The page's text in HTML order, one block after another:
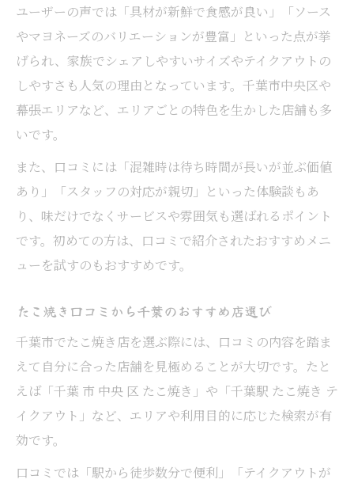
ユーザーの声では「具材が新鮮で食感が良い」「ソース
やマヨネーズのバリエーションが豊富」といった点が挙
げられ、家族でシェアしやすいサイズやテイクアウトの
しやすさも人気の理由となっています。千葉市中央区や
幕張エリアなど、エリアごとの特色を生かした店舗も多
いです。
また、口コミには「混雑時は待ち時間が長いが並ぶ価値
あり」「スタッフの対応が親切」といった体験談もあ
り、味だけでなくサービスや雰囲気も選ばれるポイント
です。初めての方は、口コミで紹介されたおすすめメニ
ューを試すのもおすすめです。
たこ焼き口コミから千葉のおすすめ店選び
千葉市でたこ焼き店を選ぶ際には、口コミの内容を踏ま
えて自分に合った店舗を見極めることが大切です。たと
えば「千葉 市 中央 区 たこ焼き」や「千葉駅 たこ焼き テ
イクアウト」など、エリアや利用目的に応じた検索が有
効です。
口コミでは「駅から徒歩数分で便利」「テイクアウトが